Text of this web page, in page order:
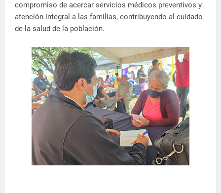
compromiso de acercar servicios médicos preventivos y
atención integral a las familias, contribuyendo al cuidado
de la salud de la población.